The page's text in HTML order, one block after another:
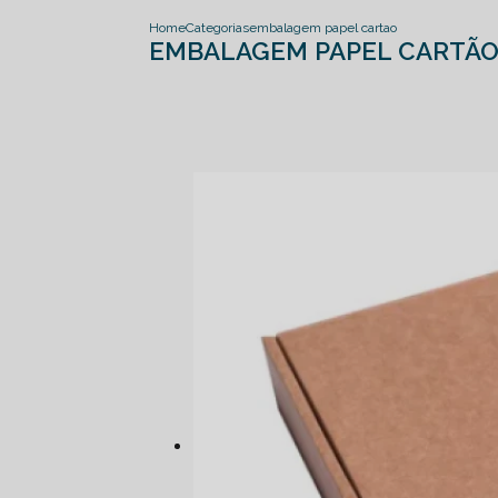
HomeCategoriasembalagem papel cartao
EMBALAGEM PAPEL